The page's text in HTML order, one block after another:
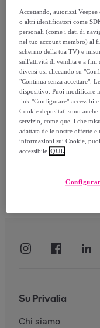
Registrati e
Su Privalia
Chi siamo
Accettando, autorizzi
o altri identificatori come
personali (come i dati di
nel tuo account membro) al
schermo della tua TV) e
sull'attività di vendita e a fini
diversi usi cliccando su
"Continua senza accettare".
dispositivo. Puoi modificare
link "Configurare"
Cookie depositati sono
servizio, come quelli che
adattata delle nostre offerte
informazioni sui Cookie,
accessibile QUI.